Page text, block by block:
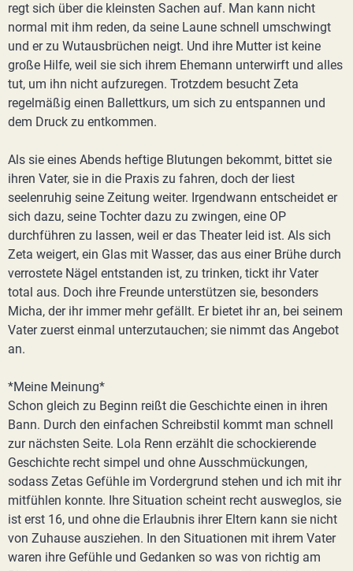
regt sich über die kleinsten Sachen auf. Man kann nicht
normal mit ihm reden, da seine Laune schnell umschwingt
und er zu Wutausbrüchen neigt. Und ihre Mutter ist keine
große Hilfe, weil sie sich ihrem Ehemann unterwirft und alles
tut, um ihn nicht aufzuregen. Trotzdem besucht Zeta
regelmäßig einen Ballettkurs, um sich zu entspannen und
dem Druck zu entkommen.
Als sie eines Abends heftige Blutungen bekommt, bittet sie
ihren Vater, sie in die Praxis zu fahren, doch der liest
seelenruhig seine Zeitung weiter. Irgendwann entscheidet er
sich dazu, seine Tochter dazu zu zwingen, eine OP
durchführen zu lassen, weil er das Theater leid ist. Als sich
Zeta weigert, ein Glas mit Wasser, das aus einer Brühe durch
verrostete Nägel entstanden ist, zu trinken, tickt ihr Vater
total aus. Doch ihre Freunde unterstützen sie, besonders
Micha, der ihr immer mehr gefällt. Er bietet ihr an, bei seinem
Vater zuerst einmal unterzutauchen; sie nimmt das Angebot
an.
*Meine Meinung*
Schon gleich zu Beginn reißt die Geschichte einen in ihren
Bann. Durch den einfachen Schreibstil kommt man schnell
zur nächsten Seite. Lola Renn erzählt die schockierende
Geschichte recht simpel und ohne Ausschmückungen,
sodass Zetas Gefühle im Vordergrund stehen und ich mit ihr
mitfühlen konnte. Ihre Situation scheint recht ausweglos, sie
ist erst 16, und ohne die Erlaubnis ihrer Eltern kann sie nicht
von Zuhause ausziehen. In den Situationen mit ihrem Vater
waren ihre Gefühle und Gedanken so was von richtig am